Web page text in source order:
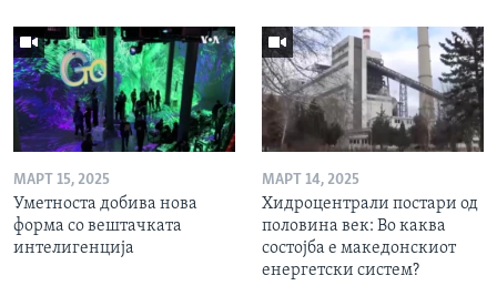
МАРТ 15, 2025
Уметноста добива нова
форма со вештачката
интелигенција
МАРТ 14, 2025
Хидроцентрали постари од
половина век: Во каква
состојба е македонскиот
енергетски систем?